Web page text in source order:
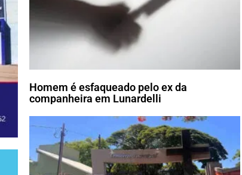
Homem é esfaqueado pelo ex da
companheira em Lunardelli